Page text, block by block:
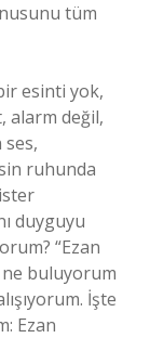
tüm
esinti yok,
alarm değil,
ruhunda
duyguyu
“Ezan
buluyorum
İşte
Ezan